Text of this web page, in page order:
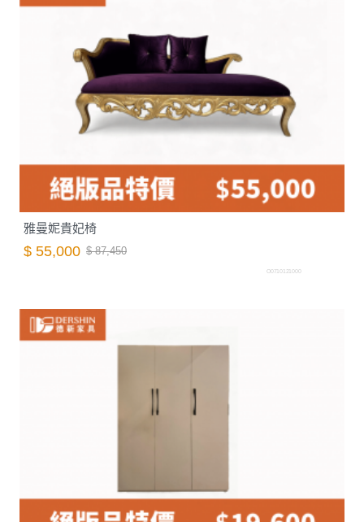
雅曼妮貴妃椅
$ 55,000 $ 87,450
O0710121000